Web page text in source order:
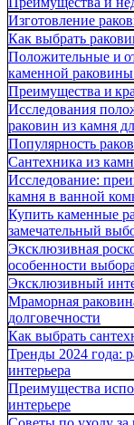
Изготовление
Как выбрать
Положительные и
каменной
Преимущества и
Исследования
раковин из камня
Популярность
Сантехника из
Исследование:
камня в ванной
Купить каменные
замечательный
Эксклюзивная
особенности
Эксклюзивный
Мраморная
долговечности
Как выбрать
Тренды 2024 года:
интерьера
Преимущества
интерьере